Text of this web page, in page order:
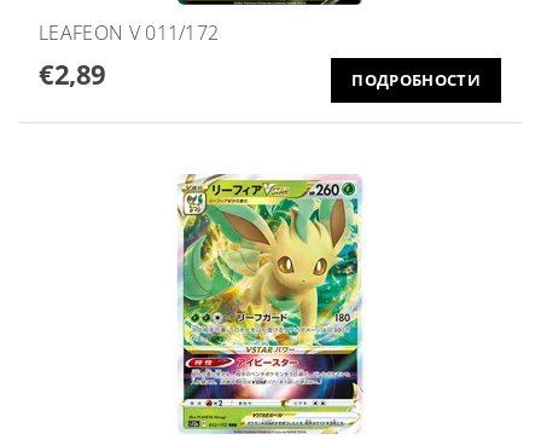
LEAFEON V 011/172
€2,89 ПОДРОБНОСТИ